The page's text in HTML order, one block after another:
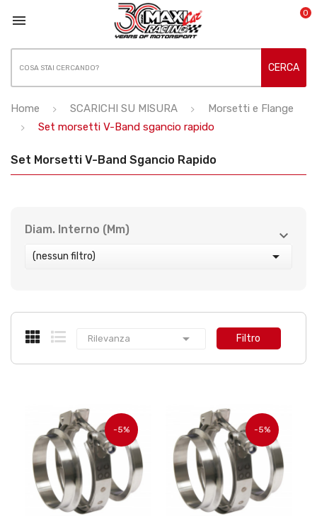
 0
CERCA
Home SCARICHI SU MISURA
Morsetti e Flange
Set morsetti V-Band sgancio rapido
Set Morsetti V-Band Sgancio Rapido
Diam. Interno (mm)


(nessun filtro) 
Rilevanza  Filtro
-5% -5%